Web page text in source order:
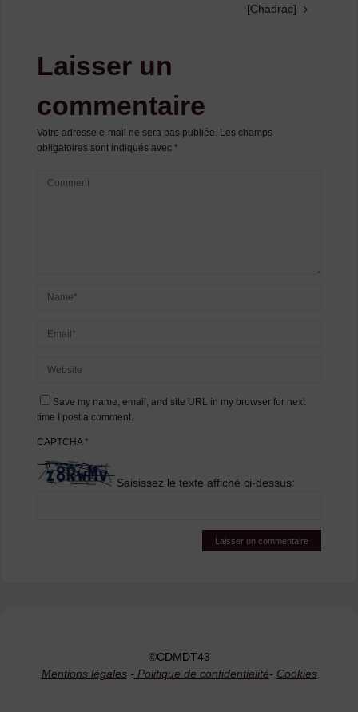
[Chadrac]
Laisser un
commentaire
Votre adresse e-mail ne sera pas publiée. Les champs
obligatoires sont indiqués avec *
Save my name, email, and site URL in my browser for next
time I post a comment.
CAPTCHA*
Saisissez le texte affiché ci-dessus:
©CDMDT43
Mentions légales- Politique de confidentialité- Cookies